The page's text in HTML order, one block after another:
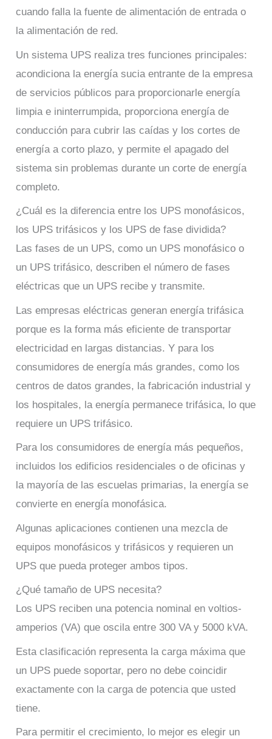
cuando falla la fuente de alimentación de entrada o
la alimentación de red.
Un sistema UPS realiza tres funciones principales:
acondiciona la energía sucia entrante de la empresa
de servicios públicos para proporcionarle energía
limpia e ininterrumpida, proporciona energía de
conducción para cubrir las caídas y los cortes de
energía a corto plazo, y permite el apagado del
sistema sin problemas durante un corte de energía
completo.
¿Cuál es la diferencia entre los UPS monofásicos,
los UPS trifásicos y los UPS de fase dividida?
Las fases de un UPS, como un UPS monofásico o
un UPS trifásico, describen el número de fases
eléctricas que un UPS recibe y transmite.
Las empresas eléctricas generan energía trifásica
porque es la forma más eficiente de transportar
electricidad en largas distancias. Y para los
consumidores de energía más grandes, como los
centros de datos grandes, la fabricación industrial y
los hospitales, la energía permanece trifásica, lo que
requiere un UPS trifásico.
Para los consumidores de energía más pequeños,
incluidos los edificios residenciales o de oficinas y
la mayoría de las escuelas primarias, la energía se
convierte en energía monofásica.
Algunas aplicaciones contienen una mezcla de
equipos monofásicos y trifásicos y requieren un
UPS que pueda proteger ambos tipos.
¿Qué tamaño de UPS necesita?
Los UPS reciben una potencia nominal en voltios-
amperios (VA) que oscila entre 300 VA y 5000 kVA.
Esta clasificación representa la carga máxima que
un UPS puede soportar, pero no debe coincidir
exactamente con la carga de potencia que usted
tiene.
Para permitir el crecimiento, lo mejor es elegir un